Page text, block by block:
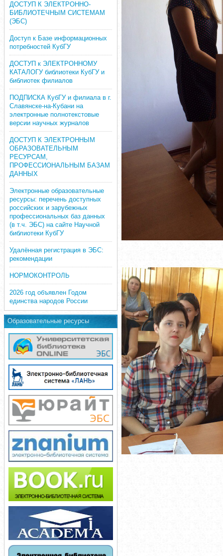
ДОСТУП К ЭЛЕКТРОННО-
БИБЛИОТЕЧНЫМ СИСТЕМАМ
(ЭБС)
Доступ к Базе информационных
потребностей КубГУ
ДОСТУП к ЭЛЕКТРОННОМУ
КАТАЛОГУ библиотеки КубГУ и
библиотек филиалов
ПОДПИСКА КубГУ и филиала в г.
Славянске-на-Кубани на
электронные полнотекстовые
версии научных журналов
ДОСТУП К ЭЛЕКТРОННЫМ
ОБРАЗОВАТЕЛЬНЫМ
РЕСУРСАМ,
ПРОФЕССИОНАЛЬНЫМ БАЗАМ
ДАННЫХ
Электронные образовательные
ресурсы: перечень доступных
российских и зарубежных
профессиональных баз данных
(в т.ч. ЭБС) на сайте Научной
библиотеки КубГУ
Удалённая регистрация в ЭБС:
рекомендации
НОРМОКОНТРОЛЬ
2026 год объявлен Годом
единства народов России
Образовательные ресурсы